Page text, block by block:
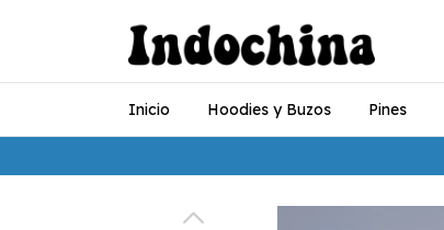
Inicio Hoodies y Buzos Pines